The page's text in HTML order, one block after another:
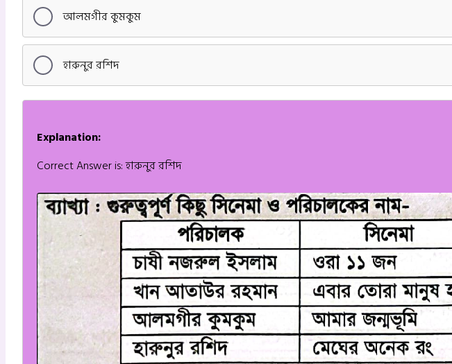
আলমগীর কুমকুম
হারুনুর রশিদ
Explanation:
Correct Answer is: হারুনুর রশিদ